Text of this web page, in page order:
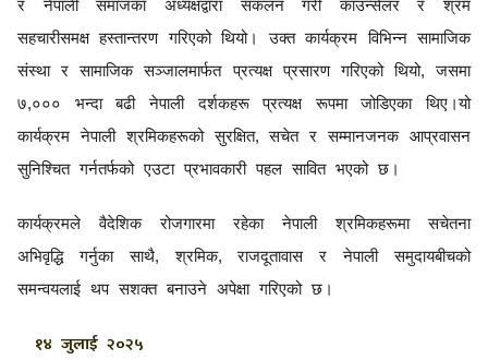
र नेपाली समाजका अध्यक्षद्वारा संकलन गरी काउन्सेलर र श्रम
सहचारीसमक्ष हस्तान्तरण गरिएको थियो। उक्त कार्यक्रम विभिन्न सामाजिक
संस्था र सामाजिक सञ्जालमार्फत प्रत्यक्ष प्रसारण गरिएको थियो,जसमा
७,००० भन्दा बढी नेपाली दर्शकहरू प्रत्यक्ष रूपमा जोडिएका थिए।यो
कार्यक्रम नेपाली श्रमिकहरूको सुरक्षित,सचेत र सम्मानजनक आप्रवासन
सुनिश्चित गर्नतर्फको एउटा प्रभावकारी पहल सावित भएको छ।
कार्यक्रमले वैदेशिक रोजगारमा रहेका नेपाली श्रमिकहरूमा सचेतना
अभिवृद्धि गर्नुका साथै,श्रमिक,राजदूतावास र नेपाली समुदायबीचको
समन्वयलाई थप सशक्त बनाउने अपेक्षा गरिएको छ।
१४ जुलाई २०२५